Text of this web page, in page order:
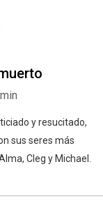
y resucitado,
sus seres más
Cleg y Michael.